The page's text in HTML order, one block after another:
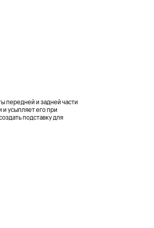
передней и задней части
усыпляет его при
подставку для